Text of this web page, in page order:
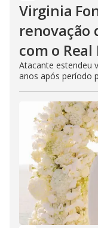
Virginia
renovação
com o
Atacante estendeu
anos após período